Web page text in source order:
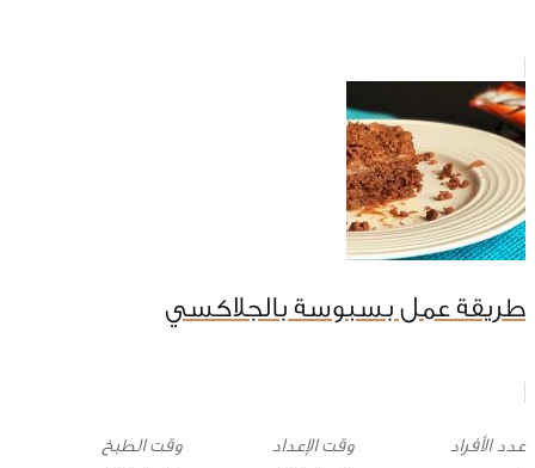
طريقة عمل بسبوسة بالجلاكسي
وقت الإعداد
وقت الطبخ